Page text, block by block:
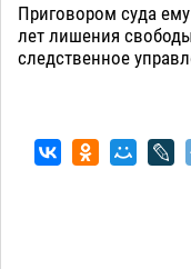
Приговором суда
лет лишения
следственное